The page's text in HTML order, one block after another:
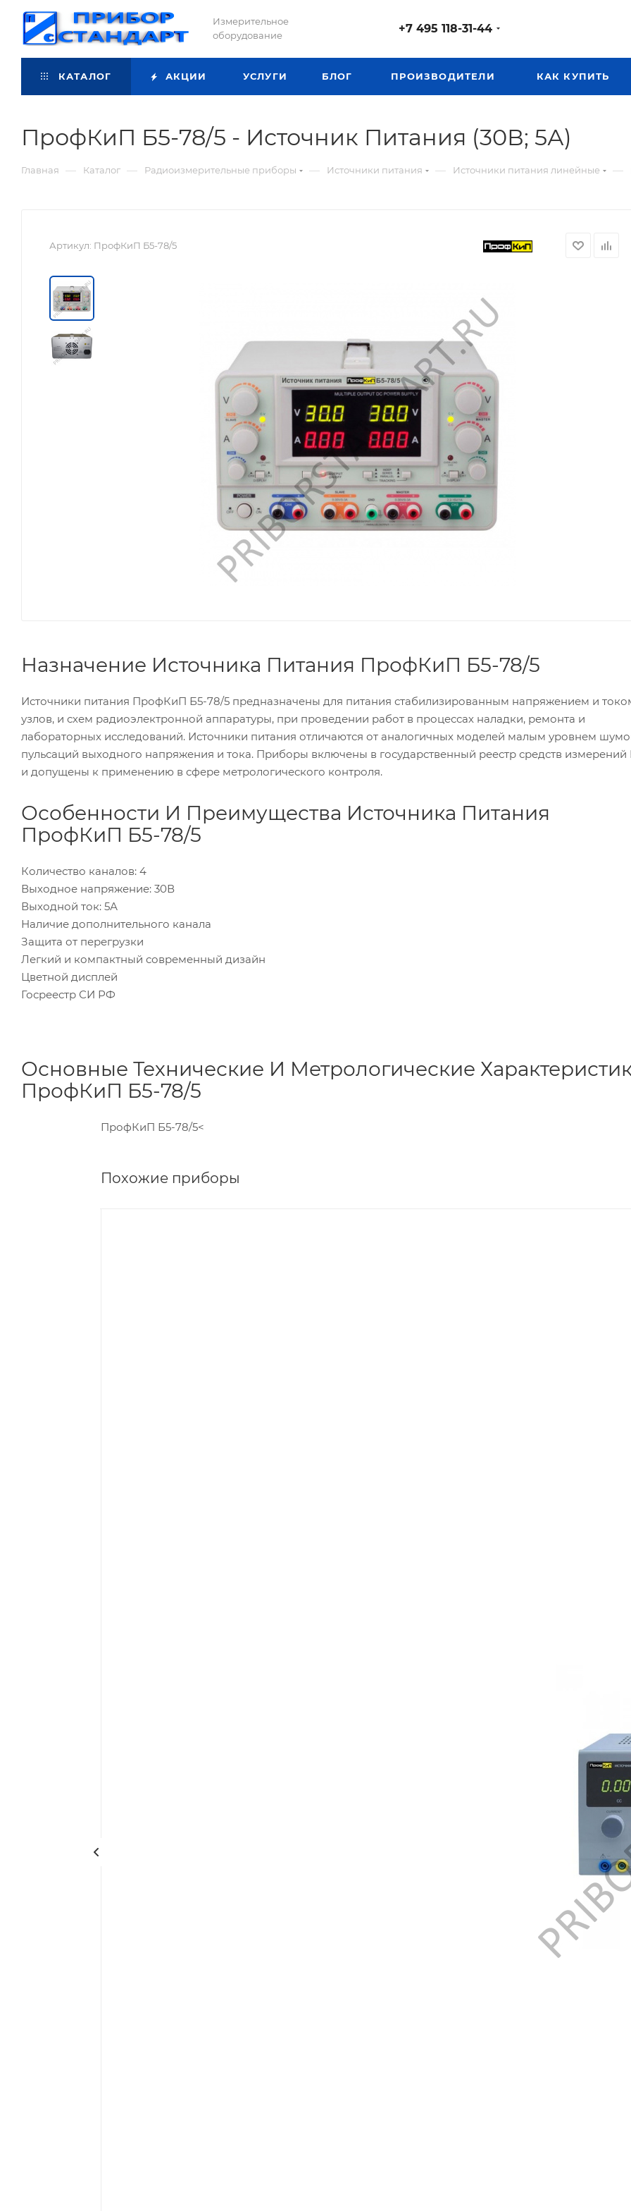
Измерительное
оборудование
+7 495 118-31-44
КАТАЛОГ АКЦИИ УСЛУГИ БЛОГ ПРОИЗВОДИТЕЛИ КАК КУПИТЬ
ПрофКиП Б5-78/5 - Источник Питания (30В; 5А)
Главная — Каталог — Радиоизмерительные приборы — Источники питания — Источники питания линейные —
Артикул: ПрофКиП Б5-78/5
Назначение Источника Питания ПрофКиП Б5-78/5
Источники питания ПрофКиП Б5-78/5 предназначены для питания стабилизированным напряжением и
узлов, и схем радиоэлектронной аппаратуры, при проведении работ в процессах наладки, ремонта и
лабораторных исследований. Источники питания отличаются от аналогичных моделей малым уровнем
пульсаций выходного напряжения и тока. Приборы включены в государственный реестр средств
и допущены к применению в сфере метрологического контроля.
Особенности И Преимущества Источника Питания
ПрофКиП Б5-78/5
Количество каналов: 4
Выходное напряжение: 30В
Выходной ток: 5А
Наличие дополнительного канала
Защита от перегрузки
Легкий и компактный современный дизайн
Цветной дисплей
Госреестр СИ РФ
Основные Технические И Метрологические
ПрофКиП Б5-78/5
ПрофКиП Б5-78/5<
Похожие приборы